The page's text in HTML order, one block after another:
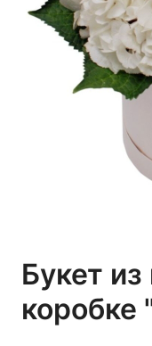
Букет из
коробке